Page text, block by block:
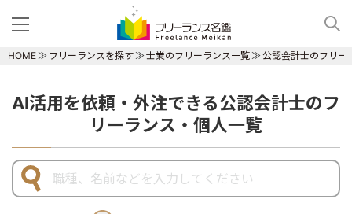
HOME フリーランスを探す 士業のフリーランス一覧 公認会計士のフリー
AI活用を依頼・外注できる公認会計士のフ
リーランス・個人一覧